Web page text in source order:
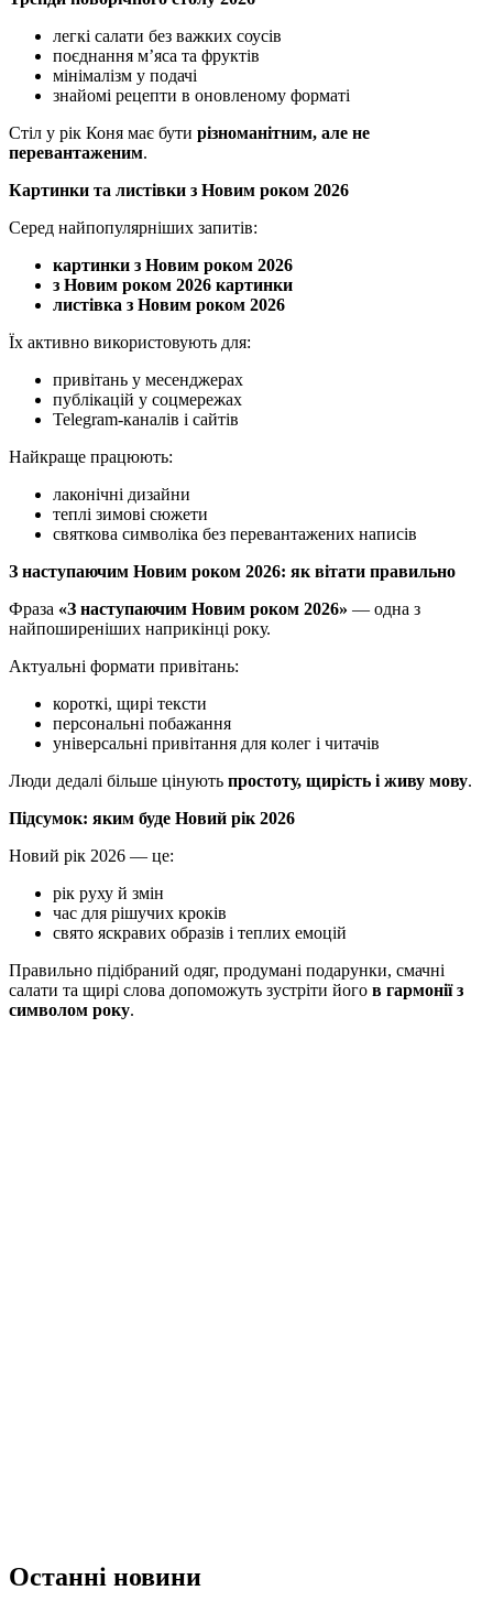
легкі салати без важких соусів
поєднання м’яса та фруктів
мінімалізм у подачі
знайомі рецепти в оновленому форматі
Стіл у рік Коня має бути різноманітним, але не
перевантаженим.
Картинки та листівки з Новим роком 2026
Серед найпопулярніших запитів:
картинки з Новим роком 2026
з Новим роком 2026 картинки
листівка з Новим роком 2026
Їх активно використовують для:
привітань у месенджерах
публікацій у соцмережах
Telegram-каналів і сайтів
Найкраще працюють:
лаконічні дизайни
теплі зимові сюжети
святкова символіка без перевантажених написів
З наступаючим Новим роком 2026: як вітати правильно
Фраза «З наступаючим Новим роком 2026» — одна з
найпоширеніших наприкінці року.
Актуальні формати привітань:
короткі, щирі тексти
персональні побажання
універсальні привітання для колег і читачів
Люди дедалі більше цінують простоту, щирість і живу мову.
Підсумок: яким буде Новий рік 2026
Новий рік 2026 — це:
рік руху й змін
час для рішучих кроків
свято яскравих образів і теплих емоцій
Правильно підібраний одяг, продумані подарунки, смачні
салати та щирі слова допоможуть зустріти його в гармонії з
символом року.
Останні новини